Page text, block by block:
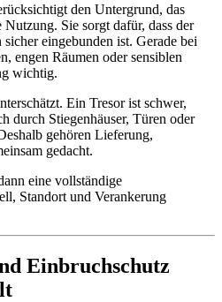
den Untergrund, das
Sie sorgt dafür, dass der
eingebunden ist. Gerade bei
engen Räumen oder sensiblen
wichtig.
Ein Tresor ist schwer,
durch Stiegenhäuser, Türen oder
gehören Lieferung,
gedacht.
eine vollständige
Standort und Verankerung
Einbruchschutz